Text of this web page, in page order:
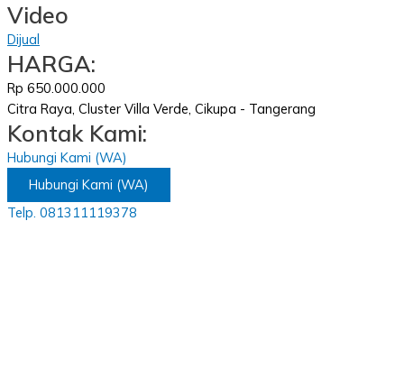
Video
Dijual
HARGA:
Rp 650.000.000
Citra Raya, Cluster Villa Verde, Cikupa - Tangerang
Kontak Kami:
Hubungi Kami (WA)
Hubungi Kami (WA)
Telp. 081311119378